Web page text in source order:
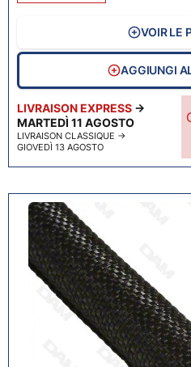
LIVRAISON EXPRESS →
MARTEDÌ 11 AGOSTO
LIVRAISON CLASSIQUE →
GIOVEDÌ 13 AGOSTO
VOIR LE
AGGIUNGI